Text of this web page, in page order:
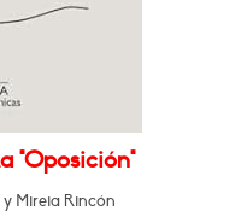
"Oposición"
y Mireia Rincón